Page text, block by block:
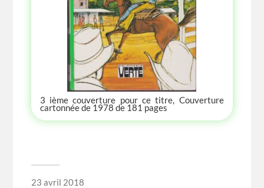
3 ième couverture pour ce titre, Couverture
cartonnée de 1978 de 181 pages
23 avril 2018